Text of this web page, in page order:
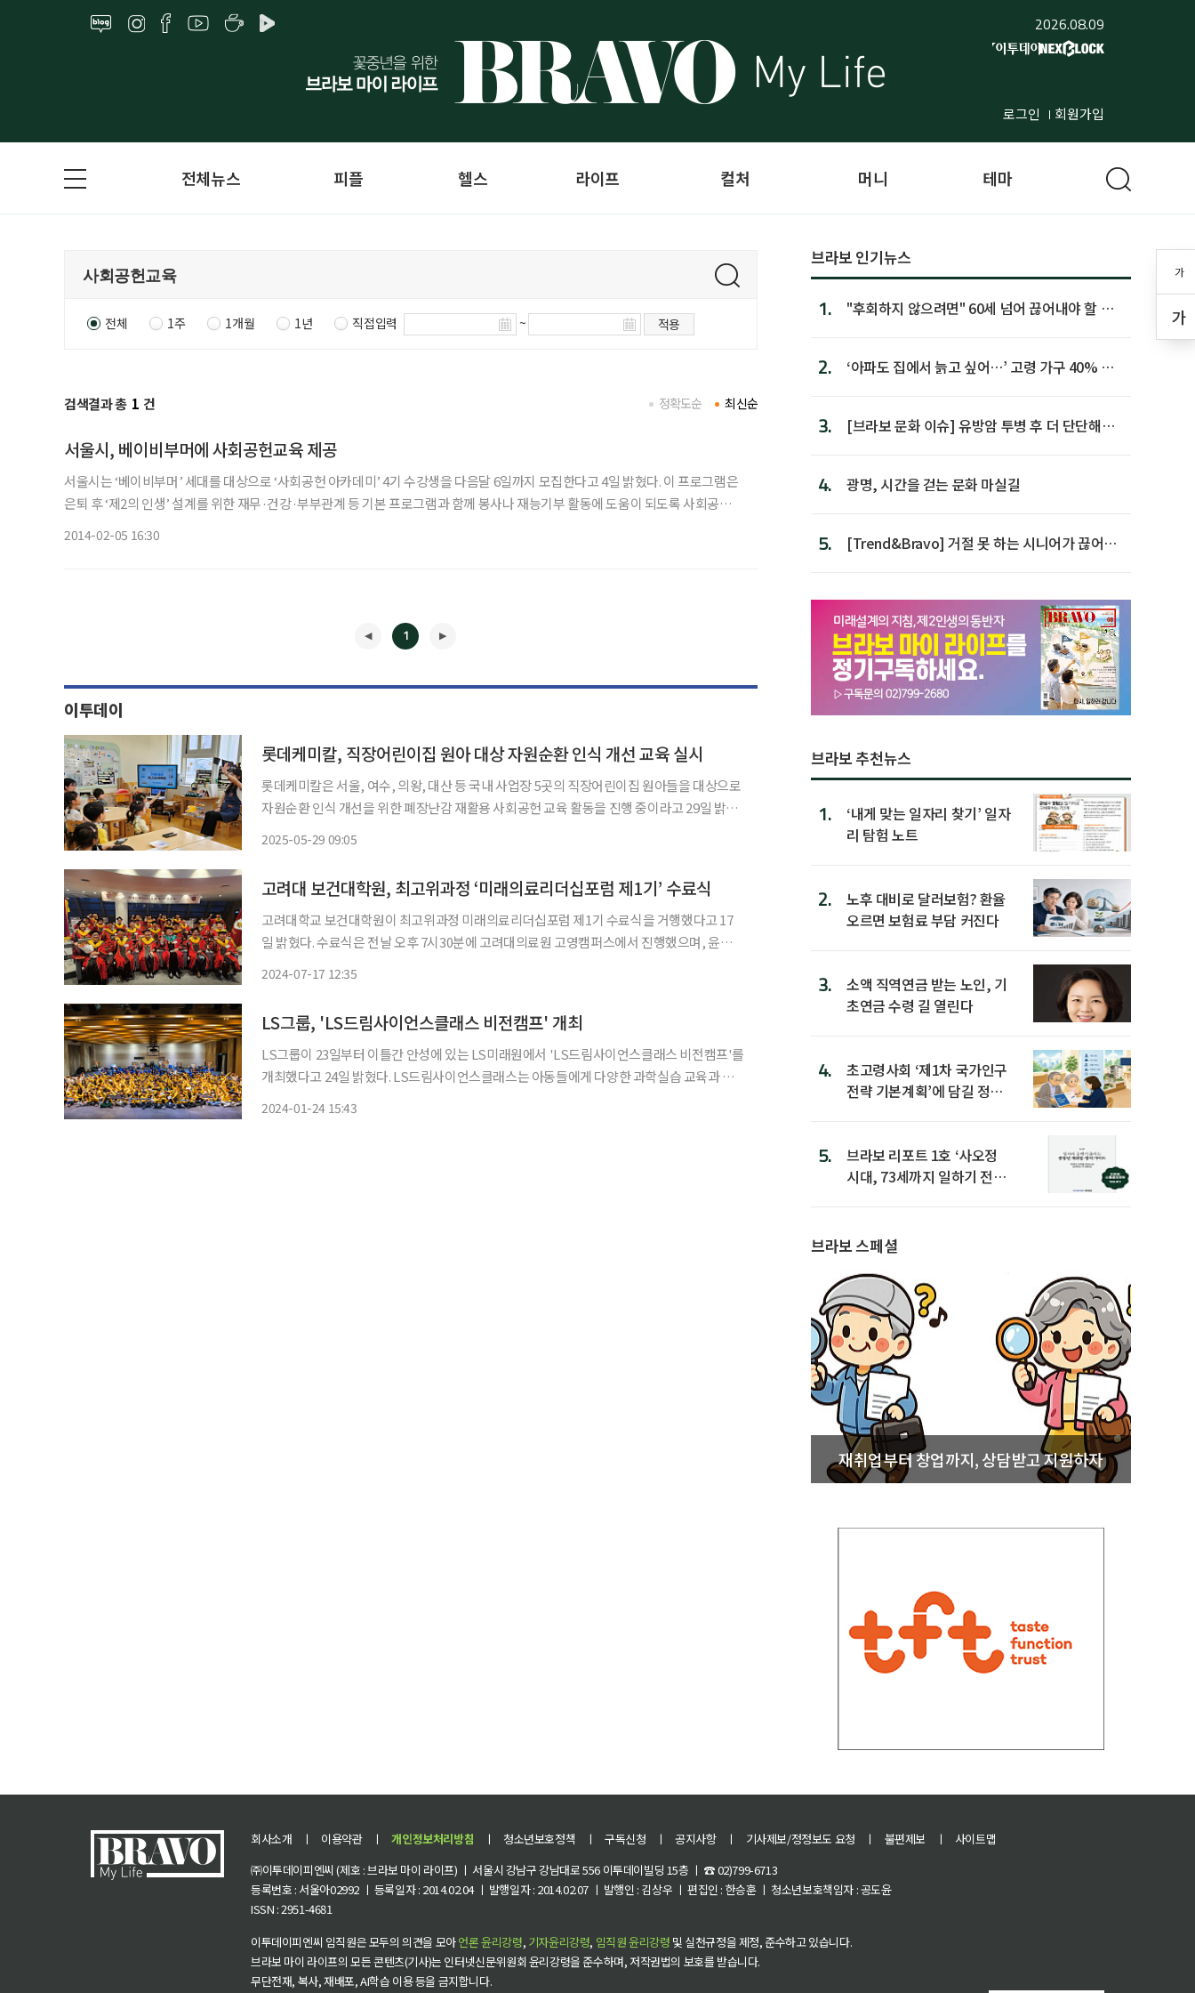
2026.08.09
로그인 회원가입
가
가
전체뉴스 피플 헬스 라이프 컬처 머니 테마
전체 1주 1개월 1년 직접입력 ~ 적용
검색결과 총 1 건 최신순
정확도순
서울시, 베이비부머에 사회공헌교육 제공
서울시는 ‘베이비부머’ 세대를 대상으로 ‘사회공헌 아카데미’ 4기 수강생을 다음달 6일까지 모집한다고 4일 밝혔다. 이 프로그램은
은퇴 후 ‘제2의 인생’ 설계를 위한 재무·건강·부부관계 등 기본 프로그램과 함께 봉사나 재능기부 활동에 도움이 되도록 사회공헌
2014-02-05 16:30
1
이투데이
롯데케미칼, 직장어린이집 원아 대상 자원순환 인식 개선 교육 실시
롯데케미칼은 서울, 여수, 의왕, 대산 등 국내 사업장 5곳의 직장어린이집 원아들을 대상으로
자원순환 인식 개선을 위한 폐장난감 재활용 사회공헌 교육 활동을 진행 중이라고 29일 밝혔
2025-05-29 09:05
고려대 보건대학원, 최고위과정 ‘미래의료리더십포럼 제1기’ 수료식
고려대학교 보건대학원이 최고위과정 미래의료리더십포럼 제1기 수료식을 거행했다고 17
일 밝혔다. 수료식은 전날 오후 7시30분에 고려대의료원 고영캠퍼스에서 진행했으며, 윤석준
2024-07-17 12:35
LS그룹, 'LS드림사이언스클래스 비전캠프' 개최
LS그룹이 23일부터 이틀간 안성에 있는 LS미래원에서 'LS드림사이언스클래스 비전캠프'를
개최했다고 24일 밝혔다. LS드림사이언스클래스는 아동들에게 다양한 과학실습 교육과 문
2024-01-24 15:43
브라보 인기뉴스
1.
"후회하지 않으려면" 60세 넘어 끊어내야 할 사
2.
‘아파도 집에서 늙고 싶어…’ 고령 가구 40% 노
3.
[브라보 문화 이슈] 유방암 투병 후 더 단단해진
4. 광명, 시간을 걷는 문화 마실길
5.
[Trend&Bravo] 거절 못 하는 시니어가 끊어야
브라보 추천뉴스
1.
‘내게 맞는 일자리 찾기’ 일자
리 탐험 노트
2.
노후 대비로 달러보험? 환율
오르면 보험료 부담 커진다
3.
소액 직역연금 받는 노인, 기
초연금 수령 길 열린다
4.
초고령사회 ‘제1차 국가인구
전략 기본계획’에 담길 정책
5.
브라보 리포트 1호 ‘사오정
시대, 73세까지 일하기 전략’
브라보 스페셜
재취업부터 창업까지, 상담받고 지원하자
회사소개 ㅣ 이용약관 ㅣ 개인정보처리방침 ㅣ 청소년보호정책 ㅣ 구독신청 ㅣ 공지사항 ㅣ 기사제보/정정보도 요청 ㅣ 불편제보 ㅣ
사이트맵
㈜이투데이피엔씨 (제호 : 브라보 마이 라이프) ㅣ 서울시 강남구 강남대로 556 이투데이빌딩 15층 ㅣ ☎ 02)799-6713
등록번호 : 서울아02992 ㅣ 등록일자 : 2014.02.04 ㅣ 발행일자 : 2014.02.07 ㅣ 발행인 : 김상우 ㅣ 편집인 : 한승훈 ㅣ 청소년보호책임자 : 공도윤
ISSN : 2951-4681
이투데이피엔씨 임직원은 모두의 의견을 모아언론 윤리강령, 기자윤리강령, 임직원 윤리강령 및 실천규정을 제정, 준수하고 있습니다.
브라보 마이 라이프의 모든 콘텐츠(기사)는 인터넷신문위원회 윤리강령을 준수하며, 저작권법의 보호를 받습니다.
무단전재, 복사, 재배포, AI학습 이용 등을 금지합니다.